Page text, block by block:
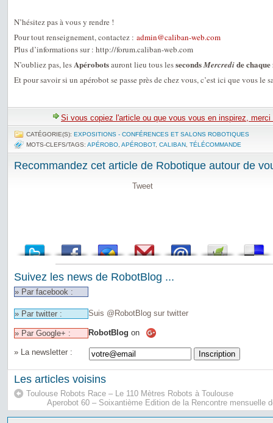
N’hésitez pas à vous y rendre !
Pour tout renseignement, contactez : admin@caliban-web.com
Plus d’informations sur : http://forum.caliban-web.com
N’oubliez pas, lesApérobotsauront lieu tous lessecondsMercredide
Et pour savoir si un apérobot se passe près de chez vous, c’est ici que vous le
Si vous copiez l'article ou que vous vous en inspirez,
CATÉGORIE(S): EXPOSITIONS - CONFÉRENCES ET SALONS ROBOTIQUES
MOTS-CLEFS/TAGS: APÉROBO APÉROBOT, CALIBAN TÉLÉCOMMANDE
Recommandez cet article de Robotique autour de
Tweet
Suivez les news de RobotBlog ...
» Par facebook :
» Par twitter : Suis @RobotBlog sur twitter
» Par Google+ : RobotBlog on
» La newsletter :
Les articles voisins
Toulouse Robots Race – Le 110 Mètres Robots à Toulouse
Aperobot 60 – Soixantième Edition de la Rencontre mensuelle